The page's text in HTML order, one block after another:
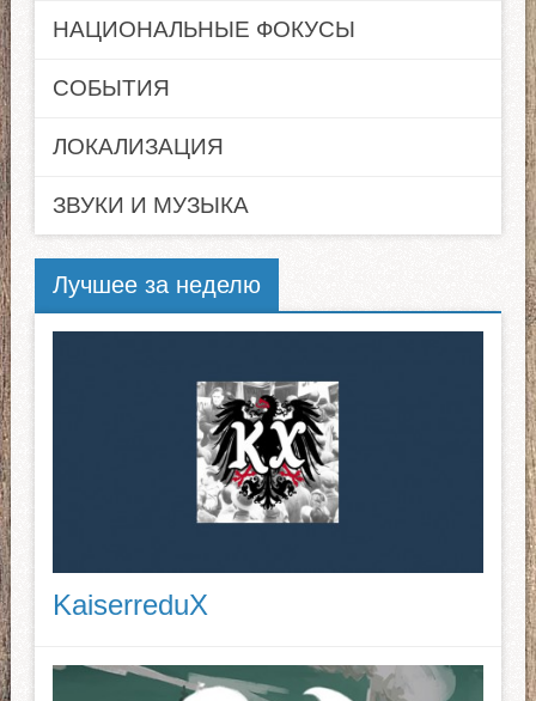
НАЦИОНАЛЬНЫЕ ФОКУСЫ
СОБЫТИЯ
ЛОКАЛИЗАЦИЯ
ЗВУКИ И МУЗЫКА
Лучшее за неделю
KaiserreduX